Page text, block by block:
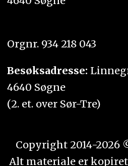
Orgnr. 934 218 043
Besøksadresse:
4640 Søgne
(2. et. over Sør-Tre)
Copyright 2014-2026
Alt materiale er